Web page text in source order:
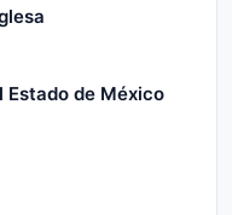
Estado de México